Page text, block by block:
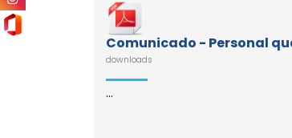
Comunicado - Personal
downloads
...